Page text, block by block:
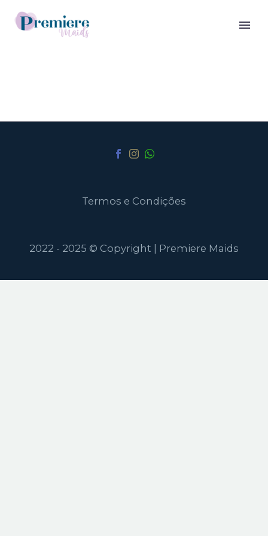
Termos e Condições
2022 - 2025 © Copyright | Premiere Maids